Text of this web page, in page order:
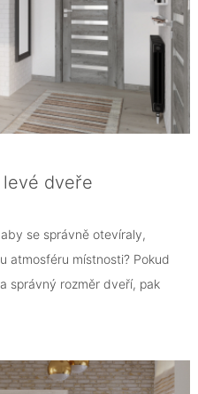
dveře
se správně otevíraly,
atmosféru místnosti? Pokud
správný rozměr dveří, pak